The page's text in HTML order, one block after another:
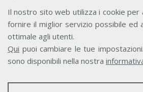
Il nostro sito web utilizza i cookie per
fornire il miglior servizio possibile ed
ottimale agli utenti.
Qui puoi cambiare le tue
sono disponibili nella nostra
STATISTICHE
Accesso Aderenti
Accesso Consulta
Accesso Team